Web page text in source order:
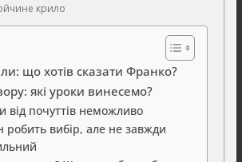
крило
що хотів сказати Франко?
які уроки винесемо?
від почуттів неможливо
робить вибір, але не завжди